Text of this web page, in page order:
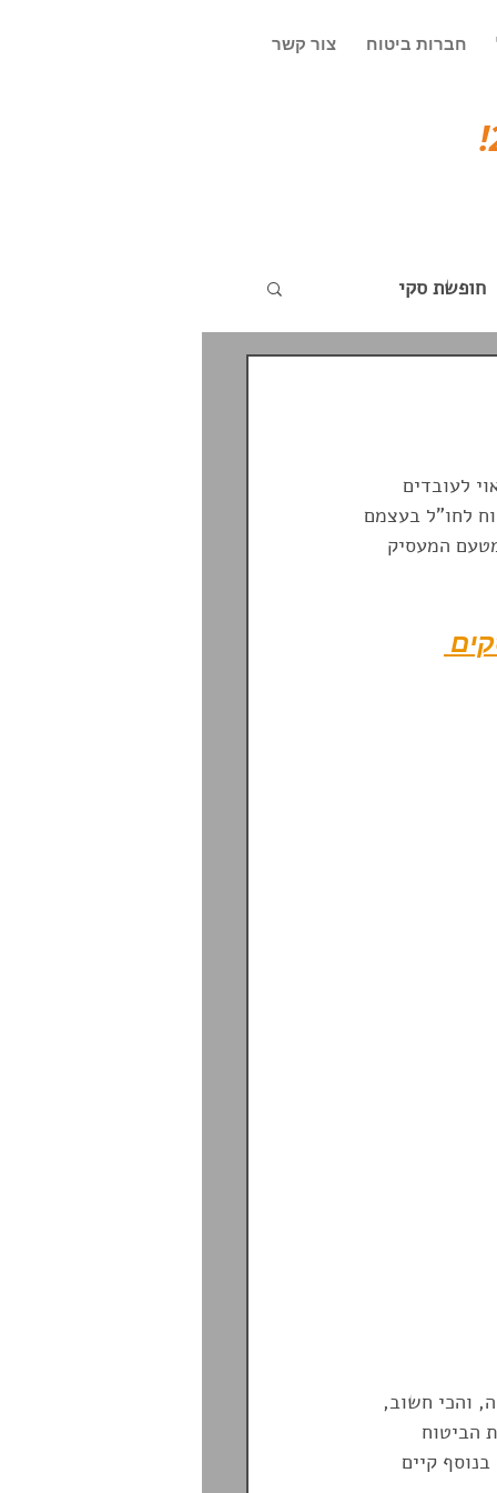
חברות ביטוח צור קשר
חופשת סקי
PrePlan
גיל הזהב
לעובדים
לחו"ל בעצמם
המעסיק
והכי חשוב,
הביטוח
קיים